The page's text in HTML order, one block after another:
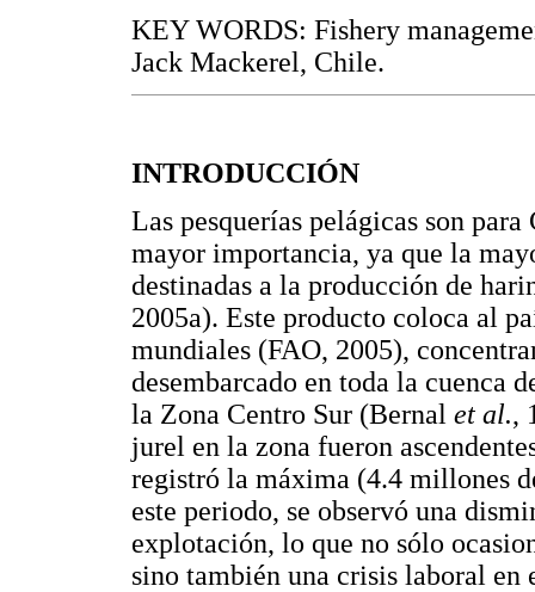
KEY WORDS: Fishery
Jack Mackerel, Chile.
INTRODUCCIÓN
Las pesquerías pelágicas son
mayor importancia, ya que la
destinadas a la producción de
2005a). Este producto coloca al
mundiales (FAO, 2005),
desembarcado en toda la cuenca
la Zona Centro Sur (Bernal et al.,
jurel en la zona fueron
registró la máxima (4.4 millones
este periodo, se observó una
explotación, lo que no sólo
sino también una crisis laboral